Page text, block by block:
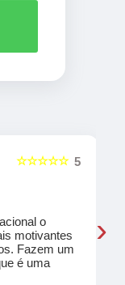
5
☆☆☆☆☆
o
motivantes
Fazem um
é uma
›